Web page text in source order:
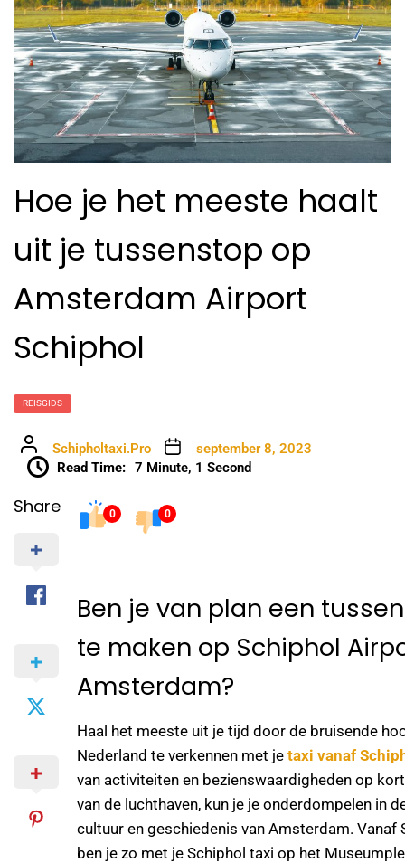
Hoe je het meeste haalt
uit je tussenstop op
Amsterdam Airport
Schiphol
REISGIDS
Schipholtaxi.Pro
september 8, 2023
Read Time: 7 Minute, 1 Second
Share 0 0
Ben je van plan een
te maken op Schiphol
Amsterdam?
Haal het meeste uit je tijd door de bruisende
Nederland te verkennen met je taxi vanaf
van activiteiten en bezienswaardigheden op
van de luchthaven, kun je je onderdompelen in
cultuur en geschiedenis van Amsterdam. Vanaf
ben je zo met je Schiphol taxi op het